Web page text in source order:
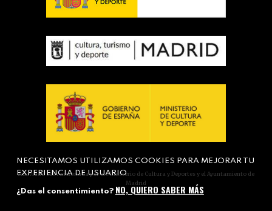
Actividad subvencionada por el Ministerio de Cultura y Deportes y el Ayuntamiento de
Madrid
NECESITAMOS UTILIZAMOS COOKIES PARA MEJORAR TU
EXPERIENCIA DE USUARIO
¿Das el consentimiento? NO, QUIERO SABER MÁS